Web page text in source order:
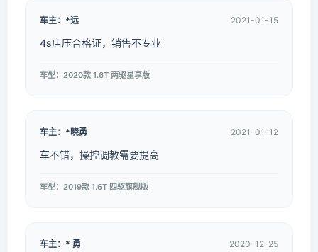
车主：*远 2021-01-15
4s店压合格证，销售不专业
车型：2020款 1.6T 两驱星享版
车主：*晓勇 2021-01-12
车不错，操控调教需要提高
车型：2019款 1.6T 四驱旗舰版
车主：* 勇 2020-12-25